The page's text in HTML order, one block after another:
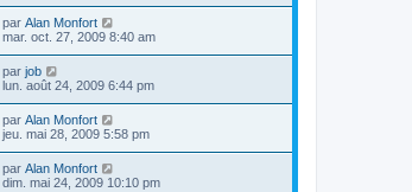
par Alan Monfort
mar. oct. 27, 2009 8:40 am
par job
lun. août 24, 2009 6:44 pm
par Alan Monfort
jeu. mai 28, 2009 5:58 pm
par Alan Monfort
dim. mai 24, 2009 10:10 pm